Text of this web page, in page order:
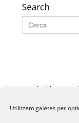
Utilitzem galetes per
Search
Search
for:
Fundació La